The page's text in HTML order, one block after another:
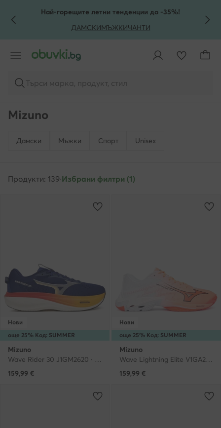
КЪМ ОСНОВНОТО СЪДЪРЖАНИЕ
КЪМ ТЪРСЕНЕНай-горещите летни тенденции до -35%!
ДАМСКИМЪЖКИЧАНТИ
Търси марка, продукт, стил
Mizuno
Дамски Мъжки Спорт Unisex
Продукти: 139·Избрани филтри (1)
още 25% Код: SUMMER
Нови
Mizuno
Wave Rider 30 J1GM2620 · Маратонки за бягане
159,99 €
още 25% Код: SUMMER
Нови
Mizuno
Wave Lightning Elite V1GA2600 · Обувки за зала
159,99 €